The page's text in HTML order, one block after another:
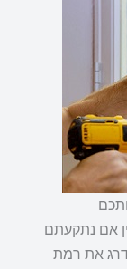
אם נתקעתם
את רמת